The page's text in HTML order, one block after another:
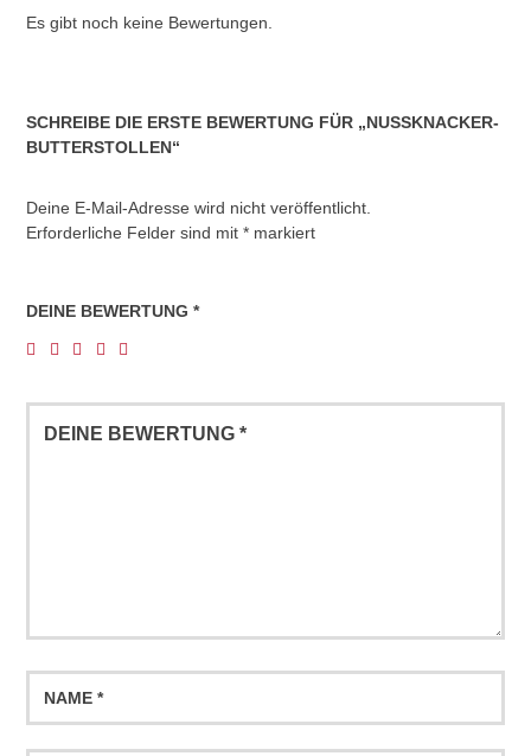
Es gibt noch keine Bewertungen.
SCHREIBE DIE ERSTE BEWERTUNG FÜR „NUSSKNACKER-
BUTTERSTOLLEN“
Deine E-Mail-Adresse wird nicht veröffentlicht.
Erforderliche Felder sind mit* markiert
DEINE BEWERTUNG*